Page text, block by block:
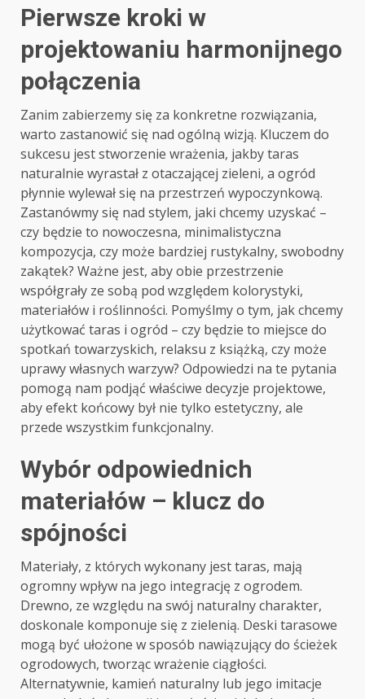
Pierwsze kroki w
projektowaniu harmonijnego
połączenia
Zanim zabierzemy się za konkretne rozwiązania,
warto zastanowić się nad ogólną wizją. Kluczem do
sukcesu jest stworzenie wrażenia, jakby taras
naturalnie wyrastał z otaczającej zieleni, a ogród
płynnie wylewał się na przestrzeń wypoczynkową.
Zastanówmy się nad stylem, jaki chcemy uzyskać –
czy będzie to nowoczesna, minimalistyczna
kompozycja, czy może bardziej rustykalny, swobodny
zakątek? Ważne jest, aby obie przestrzenie
współgrały ze sobą pod względem kolorystyki,
materiałów i roślinności. Pomyślmy o tym, jak chcemy
użytkować taras i ogród – czy będzie to miejsce do
spotkań towarzyskich, relaksu z książką, czy może
uprawy własnych warzyw? Odpowiedzi na te pytania
pomogą nam podjąć właściwe decyzje projektowe,
aby efekt końcowy był nie tylko estetyczny, ale
przede wszystkim funkcjonalny.
Wybór odpowiednich
materiałów – klucz do
spójności
Materiały, z których wykonany jest taras, mają
ogromny wpływ na jego integrację z ogrodem.
Drewno, ze względu na swój naturalny charakter,
doskonale komponuje się z zielenią. Deski tarasowe
mogą być ułożone w sposób nawiązujący do ścieżek
ogrodowych, tworząc wrażenie ciągłości.
Alternatywnie, kamień naturalny lub jego imitacje